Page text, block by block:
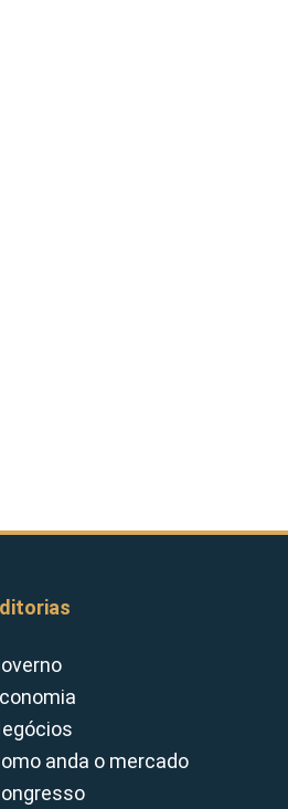
anda o mercado